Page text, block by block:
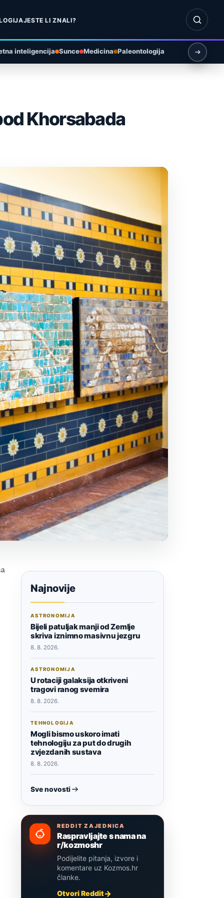
JESTE LI ZNALI?
Otvori
inteligencija Sunce Medicina Paleontologija
Khorsabada
Najnovije
ASTRONOMIJA
Bijeli patuljak manji od Zemlje
skriva iznimno masivnu jezgru
8. 8. 2026.
ASTRONOMIJA
U rotaciji galaksija otkriveni
tragovi ranog svemira
8. 8. 2026.
TEHNOLOGIJA
Mogli bismo uskoro imati
tehnologiju za put do drugih
zvjezdanih sustava
8. 8. 2026.
Sve novosti
REDDIT ZAJEDNICA
Raspravljajte s nama na
r/kozmoshr
Podijelite pitanja, izvore i
komentare uz Kozmos.hr
članke.
Otvori Reddit